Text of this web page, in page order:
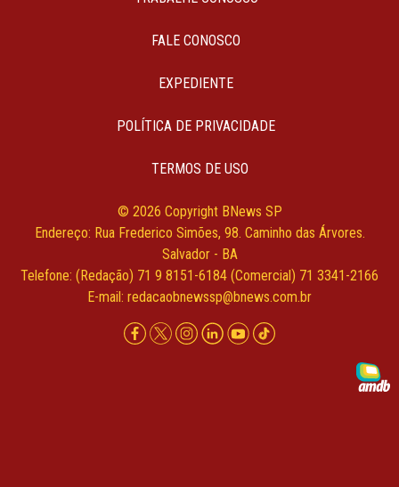
FALE CONOSCO
EXPEDIENTE
POLÍTICA DE PRIVACIDADE
TERMOS DE USO
© 2026 Copyright BNews SP
Endereço: Rua Frederico Simões, 98. Caminho das Árvores.
Salvador - BA
Telefone: (Redação) 71 9 8151-6184 (Comercial) 71 3341-2166
E-mail: redacaobnewssp@bnews.com.br